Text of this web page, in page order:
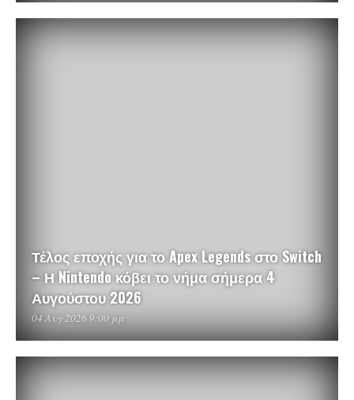
Τέλος εποχής για το Apex Legends στο Switch
– Η Nintendo κόβει το νήμα σήμερα 4
Αυγούστου 2026
04 Αυγ 2026 9:00 μμ